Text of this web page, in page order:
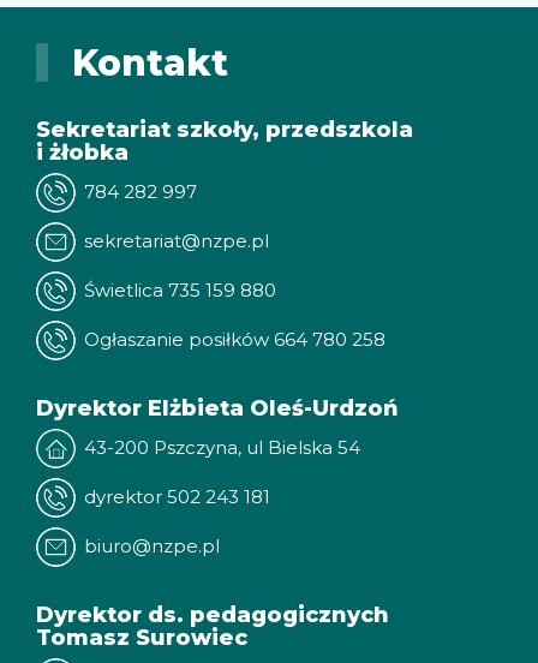
Kontakt
Sekretariat szkoły, przedszkola
i żłobka
784 282 997
sekretariat@nzpe.pl
Świetlica 735 159 880
Ogłaszanie posiłków 664 780 258
Dyrektor Elżbieta Oleś-Urdzoń
43-200 Pszczyna, ul Bielska 54
dyrektor 502 243 181
biuro@nzpe.pl
Dyrektor ds. pedagogicznych
Tomasz Surowiec